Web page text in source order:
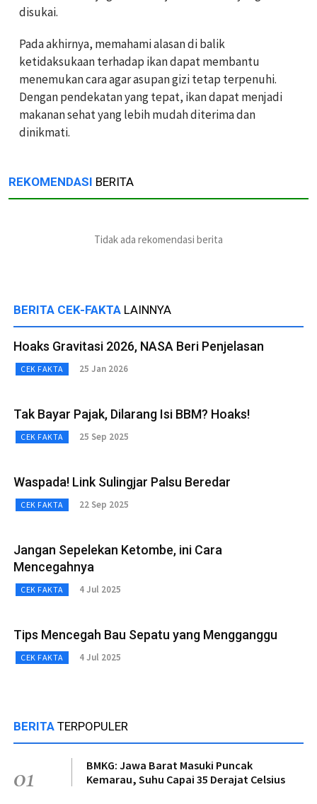
disukai.
Pada akhirnya, memahami alasan di balik
ketidaksukaan terhadap ikan dapat membantu
menemukan cara agar asupan gizi tetap terpenuhi.
Dengan pendekatan yang tepat, ikan dapat menjadi
makanan sehat yang lebih mudah diterima dan
dinikmati.
REKOMENDASI BERITA
Tidak ada rekomendasi berita
BERITA CEK-FAKTA LAINNYA
Hoaks Gravitasi 2026, NASA Beri Penjelasan
CEK FAKTA 25 Jan 2026
Tak Bayar Pajak, Dilarang Isi BBM? Hoaks!
CEK FAKTA 25 Sep 2025
Waspada! Link Sulingjar Palsu Beredar
CEK FAKTA 22 Sep 2025
Jangan Sepelekan Ketombe, ini Cara
Mencegahnya
CEK FAKTA 4 Jul 2025
Tips Mencegah Bau Sepatu yang Mengganggu
CEK FAKTA 4 Jul 2025
BERITA TERPOPULER
01
BMKG: Jawa Barat Masuki Puncak
Kemarau, Suhu Capai 35 Derajat Celsius